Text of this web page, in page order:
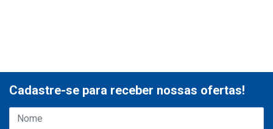
Cadastre-se para receber nossas ofertas!